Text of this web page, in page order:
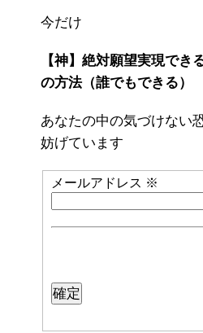
今だけ
【神】絶対願望実現でき
の方法（誰でもできる）
あなたの中の気づけない
妨げています
メールアドレス ※